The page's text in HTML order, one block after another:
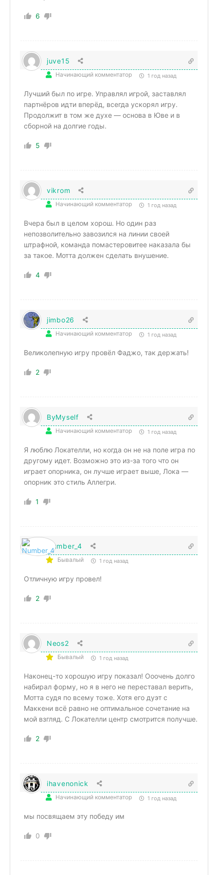
6
juve15
Начинающий комментатор 1 год назад
Лучший был по игре. Управлял игрой, заставлял
партнёров идти вперёд, всегда ускорял игру.
Продолжит в том же духе — основа в Юве и в
сборной на долгие годы.
5
vikrom
Начинающий комментатор 1 год назад
Вчера был в целом хорош. Но один раз
непозволительно завозился на линии своей
штрафной, команда помастеровитее наказала бы
за такое. Мотта должен сделать внушение.
4
jimbo26
Начинающий комментатор 1 год назад
Великолепную игру провёл Фаджо, так держать!
2
ByMyself
Начинающий комментатор 1 год назад
Я люблю Локателли, но когда он не на поле игра по
другому идет. Возможно это из-за того что он
играет опорника, он лучше играет выше, Лока —
опорник это стиль Аллегри.
1
Number_4
Бывалый 1 год назад
Отличную игру провел!
2
Neos2
Бывалый 1 год назад
Наконец-то хорошую игру показал! Ооочень долго
набирал форму, но я в него не переставал верить,
Мотта судя по всему тоже. Хотя его дуэт с
Маккени всё равно не оптимальное сочетание на
мой взгляд. С Локателли центр смотрится получше.
2
ihavenonick
Начинающий комментатор 1 год назад
мы посвящаем эту победу им
0